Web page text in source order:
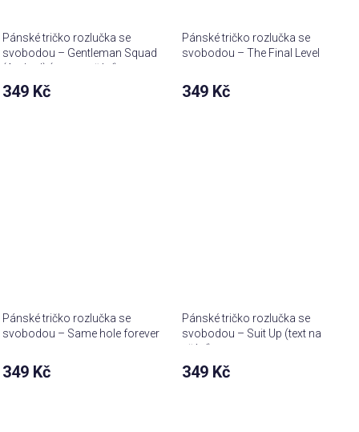
Pánské tričko rozlučka se
svobodou – Gentleman Squad
(Arched) (text na přání)
349 Kč
Pánské tričko rozlučka se
svobodou – The Final Level
349 Kč
Pánské tričko rozlučka se
svobodou – Same hole forever
349 Kč
Pánské tričko rozlučka se
svobodou – Suit Up (text na
přání)
349 Kč